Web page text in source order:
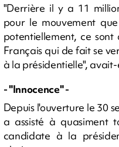
"Derrière il y a 11
pour le mouvement
potentiellement, ce sont
Français qui de fait se
à la présidentielle",
- "Innocence" -
Depuis l'ouverture le 30
a assisté à quasiment
candidate à la